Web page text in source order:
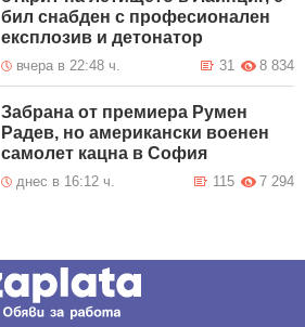
бил снабден с професионален
експлозив и детонатор
вчера в 22:48 ч. 8 834
31
Забрана от премиера Румен
Радев, но американски военен
самолет кацна в София
днес в 16:12 ч. 7 294
115